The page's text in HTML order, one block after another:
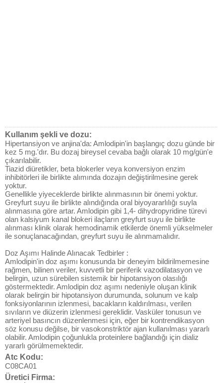
Kullanım şekli ve dozu:
Hipertansiyon ve anjina'da: Amlodipin'in başlangıç dozu günde bir
kez 5 mg.'dır. Bu dozaj bireysel cevaba bağlı olarak 10 mg/gün'e
çıkarılabilir.
Tiazid diüretikler, beta blokerler veya konversiyon enzim
inhibitörleri ile birlikte alımında dozajın değiştirilmesine gerek
yoktur.
Genellikle yiyeceklerde birlikte alınmasının bir önemi yoktur.
Greyfurt suyu ile birlikte alındığında oral biyoyararlılığı suyla
alınmasına göre artar. Amlodipin gibi 1,4- dihydropyridine türevi
olan kalsiyum kanal blokeri ilaçların greyfurt suyu ile birlikte
alınması klinik olarak hemodinamik etkilerde önemli yükselmeler
ile sonuçlanacağından, greyfurt suyu ile alınmamalıdır.
Doz Aşımı Halinde Alınacak Tedbirler :
Amlodipin'in doz aşımı konusunda bir deneyim bildirilmemesine
rağmen, bilinen veriler, kuvvetli bir periferik vazodilatasyon ve
belirgin, uzun sürebilen sistemik bir hipotansiyon olasılığı
göstermektedir. Amlodipin doz aşımı nedeniyle oluşan klinik
olarak belirgin bir hipotansiyon durumunda, solunum ve kalp
fonksiyonlarının izlenmesi, bacakların kaldırılması, verilen
sıvıların ve diüzerin izlenmesi gereklidir. Vasküler tonusun ve
arteriyel basıncın düzenlenmesi için, eğer bir kontrendikasyon
söz konusu değilse, bir vasokonstriktör ajan kullanılması yararlı
olabilir. Amlodipin çoğunlukla proteinlere bağlandığı için dializ
yararlı görülmemektedir.
Atc Kodu:
C08CA01
Üretici Firma: